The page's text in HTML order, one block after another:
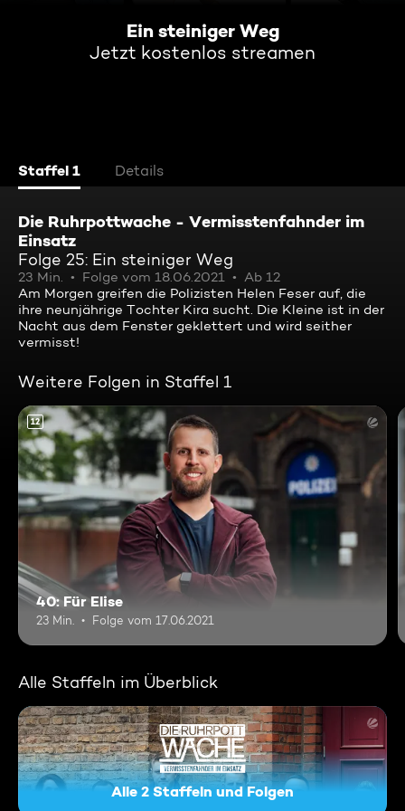
Ein steiniger Weg
Jetzt kostenlos streamen
Staffel 1 Details
Die Ruhrpottwache - Vermisstenfahnder im
Einsatz
Folge 25: Ein steiniger Weg
23 Min. Folge vom 18.06.2021
Ab 12
Am Morgen greifen die Polizisten Helen Feser auf, die
ihre neunjährige Tochter Kira sucht. Die Kleine ist in der
Nacht aus dem Fenster geklettert und wird seither
vermisst!
Weitere Folgen in Staffel 1
12
40: Für Elise
23 Min. Folge vom 17.06.2021
Alle Staffeln im Überblick
Alle 2 Staffeln und Folgen